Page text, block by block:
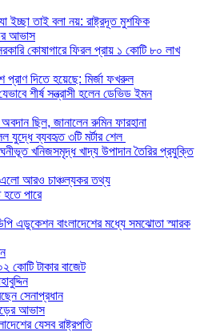
ইচ্ছা তাই বলা নয়: রাষ্ট্রদূত মুশফিক
আভাস
কোষাগারে ফিরল প্রায় ১ কোটি ৮০ লাখ
প্রাণ দিতে হয়েছে: মির্জা ফখরুল
শীর্ষ সন্ত্রাসী হলেন ডেভিড ইমন
ছিল, জানালেন রুমিন ফারহানা
যুদ্ধে ব্যবহৃত ৩টি মর্টার শেল
খনিজসমৃদ্ধ খাদ্য উপাদান তৈরির প্রযুক্তি
এলো আরও চাঞ্চল্যকর তথ্য
হতে পারে
এডুকেশন বাংলাদেশের মধ্যে সমঝোতা স্মারক
কোটি টাকার বাজেট
সেনাপ্রধান
আভাস
যেসব রাষ্ট্রপতি